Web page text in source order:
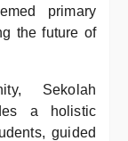
primary
the future of
Sekolah
a holistic
guided